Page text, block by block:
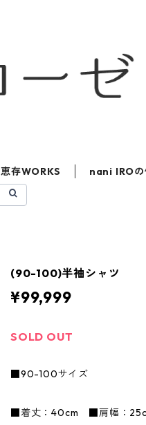
恵存WORKS nani IROの
(90-100)半袖シャツ
¥99,999
SOLD OUT
■90-100サイズ
■着丈：40cm ■肩幅：